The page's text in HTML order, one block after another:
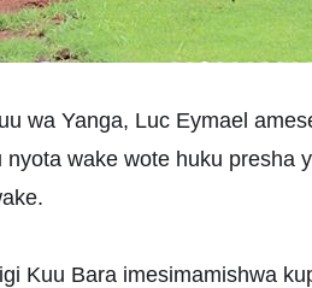
wa Yanga, Luc Eymael
nyota wake wote huku presha
Kuu Bara imesimamishwa